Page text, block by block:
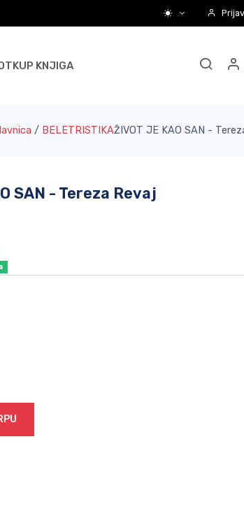
KNJIGA
/ BELETRISTIKAŽIVOT JE KAO SAN -
SAN - Tereza Revaj